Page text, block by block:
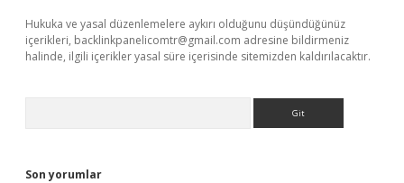
Hukuka ve yasal düzenlemelere aykırı olduğunu düşündüğünüz
içerikleri, backlinkpanelicomtr@gmail.com adresine bildirmeniz
halinde, ilgili içerikler yasal süre içerisinde sitemizden kaldırılacaktır.
Son yorumlar